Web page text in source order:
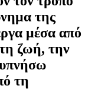
της
μέσα από
ζωή, την
τη